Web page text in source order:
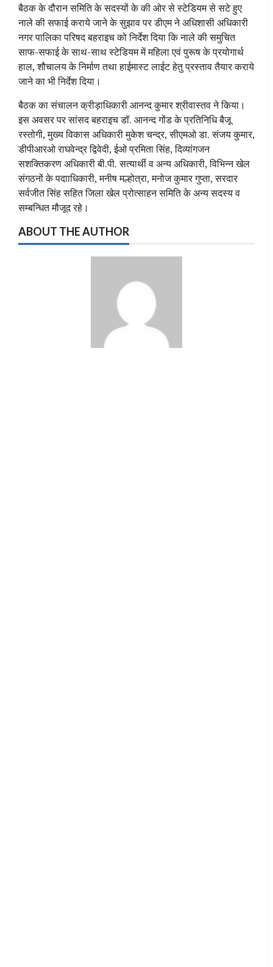
बैठक के दौरान समिति के सदस्यों के की ओर से स्टेडियम से सटे हुए
नाले की सफाई कराये जाने के सुझाव पर डीएम ने अधिशासी अधिकारी
नगर पालिका परिषद बहराइच को निर्देश दिया कि नाले की समुचित
साफ-सफाई के साथ-साथ स्टेडियम में महिला एवं पुरूष के प्रयोगार्थ
हाल, शौचालय के निर्माण तथा हाईमास्ट लाईट हेतु प्रस्ताव तैयार कराये
जाने का भी निर्देश दिया।
बैठक का संचालन क्रीड़ाधिकारी आनन्द कुमार श्रीवास्तव ने किया।
इस अवसर पर सांसद बहराइच डॉ. आनन्द गोंड के प्रतिनिधि बैजू
रस्तोगी, मुख्य विकास अधिकारी मुकेश चन्द्र, सीएमओ डा. संजय कुमार,
डीपीआरओ राघवेन्द्र द्विवेदी, ईओ प्रमिता सिंह, दिव्यांगजन
सशक्तिकरण अधिकारी बी.पी. सत्यार्थी व अन्य अधिकारी, विभिन्न खेल
संगठनों के पदााधिकारी, मनीष मल्होत्रा, मनोज कुमार गुप्ता, सरदार
सर्वजीत सिंह सहित जिला खेल प्रोत्साहन समिति के अन्य सदस्य व
सम्बन्धित मौजूद रहे।
ABOUT THE AUTHOR